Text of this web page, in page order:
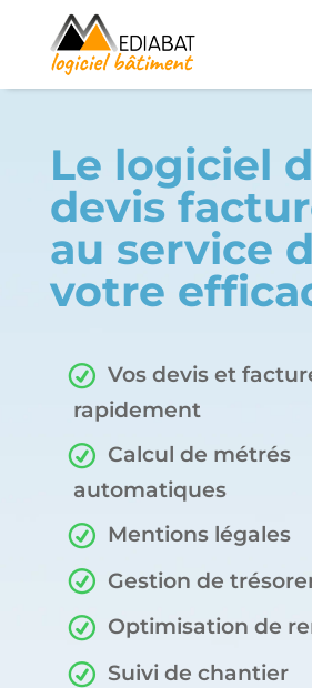
Le logiciel
devis
au service
votre
Vos devis et
rapidement
Calcul de métrés
automatiques
Mentions légales
Gestion de
Optimisation de
Suivi de chantier